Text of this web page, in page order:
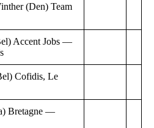
(Den) Team
Accent Jobs —
Cofidis, Le
Bretagne —